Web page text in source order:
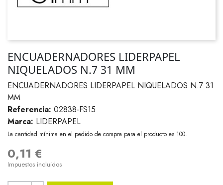
ENCUADERNADORES LIDERPAPEL
NIQUELADOS N.7 31 MM
ENCUADERNADORES LIDERPAPEL NIQUELADOS N.7 31
MM
Referencia: 02838-FS15
Marca: LIDERPAPEL
La cantidad mínima en el pedido de compra para el producto es 100.
0,11 €
Impuestos incluidos